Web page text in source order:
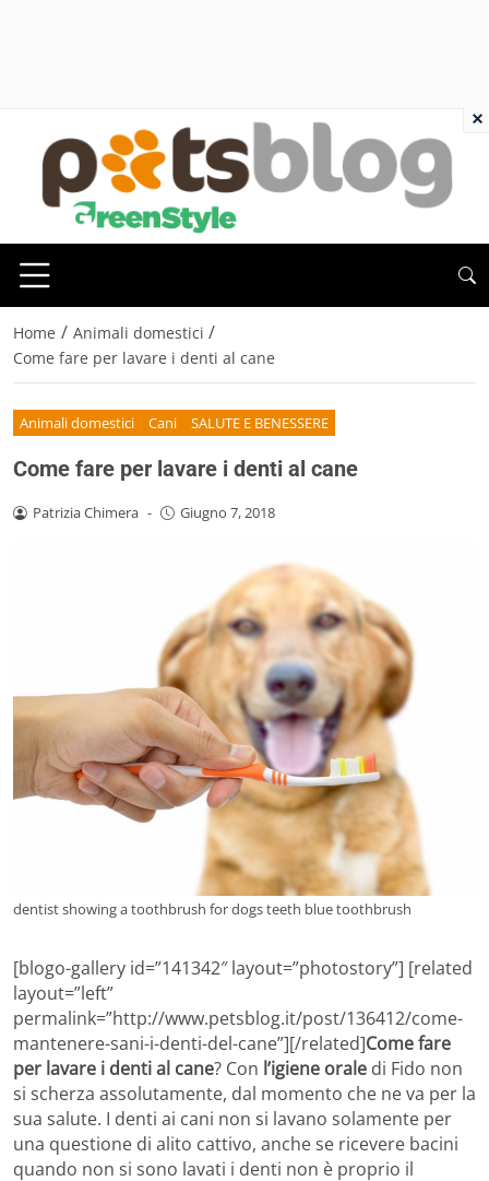
Home / Animali domestici /
Come fare per lavare i denti al cane
Animali domestici Cani SALUTE E BENESSERE
Come fare per lavare i denti al cane
Patrizia Chimera - Giugno 7, 2018
dentist showing a toothbrush for dogs teeth blue toothbrush
[blogo-gallery id=”141342″ layout=”photostory”] [related
layout=”left”
permalink=”http://www.petsblog.it/post/136412/come-
mantenere-sani-i-denti-del-cane”][/related]Come fare
per lavare i denti al cane? Con l’igiene orale di Fido non
si scherza assolutamente, dal momento che ne va per la
sua salute. I denti ai cani non si lavano solamente per
una questione di alito cattivo, anche se ricevere bacini
quando non si sono lavati i denti non è proprio il
×